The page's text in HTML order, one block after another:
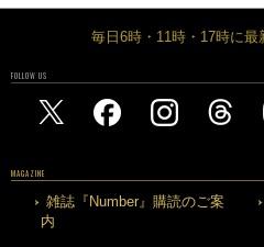
毎日6時・11時・17時に
FOLLOW US
MAGAZINE
雑誌『Number』購読のご案
内